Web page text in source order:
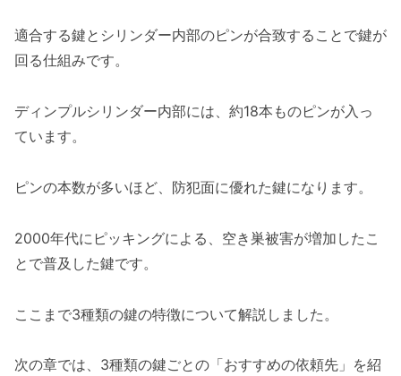
適合する鍵とシリンダー内部のピンが合致することで鍵が
回る仕組みです。
ディンプルシリンダー内部には、約18本ものピンが入っ
ています。
ピンの本数が多いほど、防犯面に優れた鍵になります。
2000年代にピッキングによる、空き巣被害が増加したこ
とで普及した鍵です。
ここまで3種類の鍵の特徴について解説しました。
次の章では、3種類の鍵ごとの「おすすめの依頼先」を紹